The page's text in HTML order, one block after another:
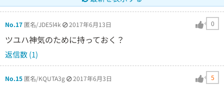
No.17 匿名/JDE5l4k 2017年6月13日 0
ツユハ神気のために持っておく？
返信数 (1)
No.15 匿名/KQUTA3g 2017年6月3日 5